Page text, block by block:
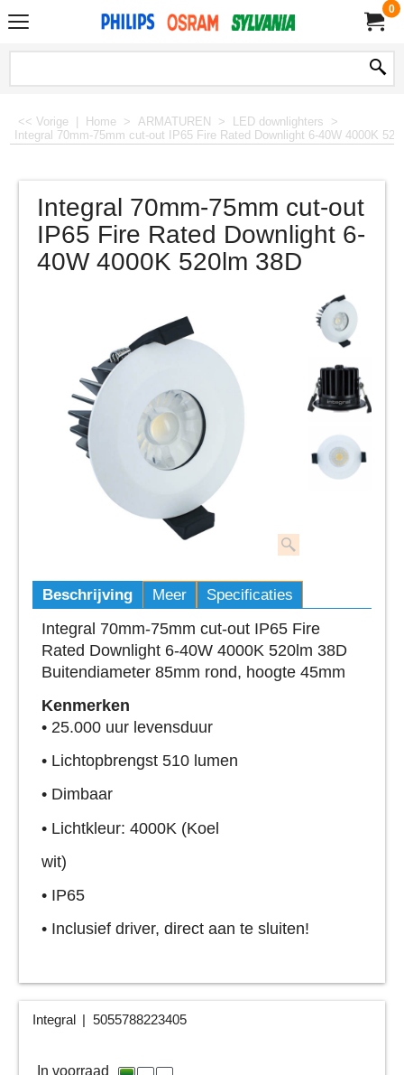
0
<< Vorige Home > ARMATUREN > LED downlighters >
Integral 70mm-75mm cut-out IP65 Fire Rated Downlight 6-40W 4000K
Integral 70mm-75mm cut-out
IP65 Fire Rated Downlight 6-
40W 4000K 520lm 38D
Beschrijving Meer Specificaties
Integral 70mm-75mm cut-out IP65 Fire
Rated Downlight 6-40W 4000K 520lm 38D
Buitendiameter 85mm rond, hoogte 45mm
Kenmerken
• 25.000 uur levensduur
• Lichtopbrengst 510 lumen
• Dimbaar
• Lichtkleur: 4000K (Koel
wit)
• IP65
• Inclusief driver, direct aan te sluiten!
Integral 5055788223405
In voorraad